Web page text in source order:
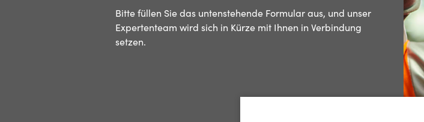
Bitte füllen Sie das untenstehende Formular aus, und unser
Expertenteam wird sich in Kürze mit Ihnen in Verbindung
setzen.